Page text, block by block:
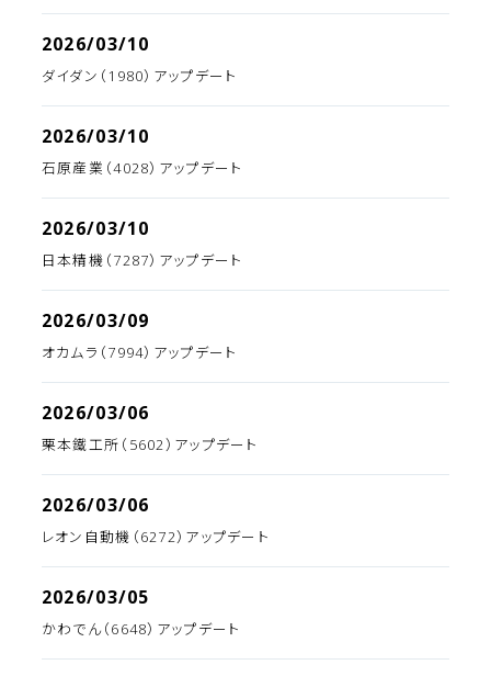
2026/03/10
ダイダン（1980）アップデート
2026/03/10
石原産業（4028）アップデート
2026/03/10
日本精機（7287）アップデート
2026/03/09
オカムラ（7994）アップデート
2026/03/06
栗本鐵工所（5602）アップデート
2026/03/06
レオン自動機（6272）アップデート
2026/03/05
かわでん（6648）アップデート